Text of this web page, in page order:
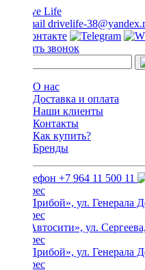
drivelife-
Заказать звонок
О нас
Доставка и оплата
Наши клиенты
Контакты
Как купить?
Бренды
+7 964 11 500 11
ТЦ «Прибой», ул. Генерала
ТЦ «Автосити», ул.
ТЦ «Прибой», ул. Генерала